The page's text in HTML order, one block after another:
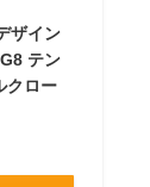
ザイン
テン
クロー